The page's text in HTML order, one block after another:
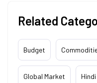
Related
Budget
Global Market Hindi